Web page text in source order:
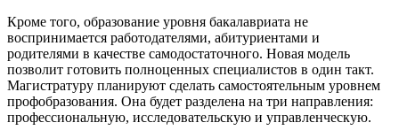
Кроме того, образование уровня бакалавриата не
воспринимается работодателями, абитуриентами и
родителями в качестве самодостаточного. Новая модель
позволит готовить полноценных специалистов в один такт.
Магистратуру планируют сделать самостоятельным уровнем
профобразования. Она будет разделена на три направления:
профессиональную, исследовательскую и управленческую.